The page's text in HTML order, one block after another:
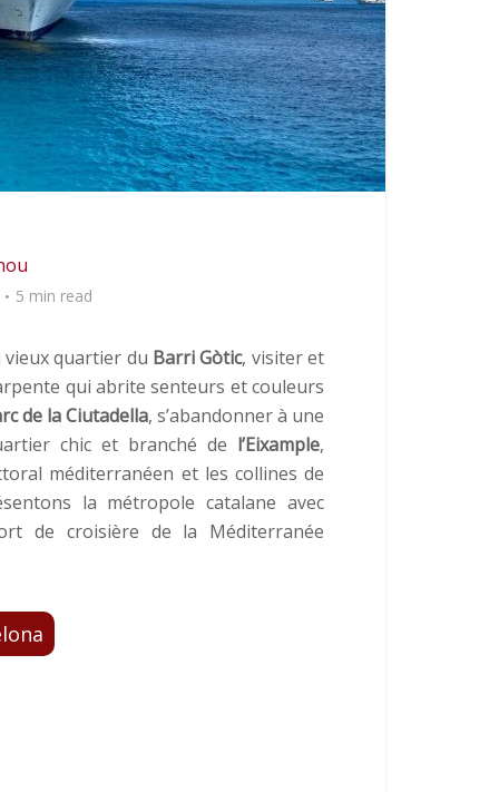
5 min read
quartier du Barri Gòtic, visiter et
qui abrite senteurs et couleurs
de la Ciutadella, s’abandonner à une
chic et branché de l’Eixample,
méditerranéen et les collines de
la métropole catalane avec
de croisière de la Méditerranée